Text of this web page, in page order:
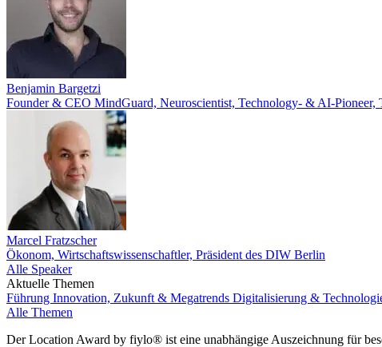
Benjamin Bargetzi
Founder & CEO MindGuard, Neuroscientist, Technology- & AI-Pioneer,
Marcel Fratzscher
Ökonom, Wirtschaftswissenschaftler, Präsident des DIW Berlin
Alle Speaker
Aktuelle Themen
Führung Innovation, Zukunft & Megatrends Digitalisierung &
Alle Themen
Der Location Award by fiylo® ist eine unabhängige Auszeichnung für